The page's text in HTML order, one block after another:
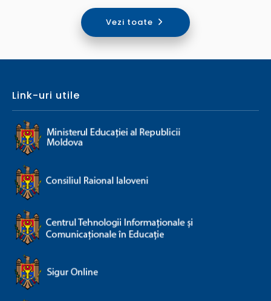
Vezi toate
Link-uri utile